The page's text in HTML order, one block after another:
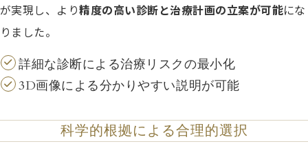
が実現し、より精度の高い診断と治療計画の立案が可能にな
りました。
詳細な診断による治療リスクの最小化
3D画像による分かりやすい説明が可能
科学的根拠による合理的選択